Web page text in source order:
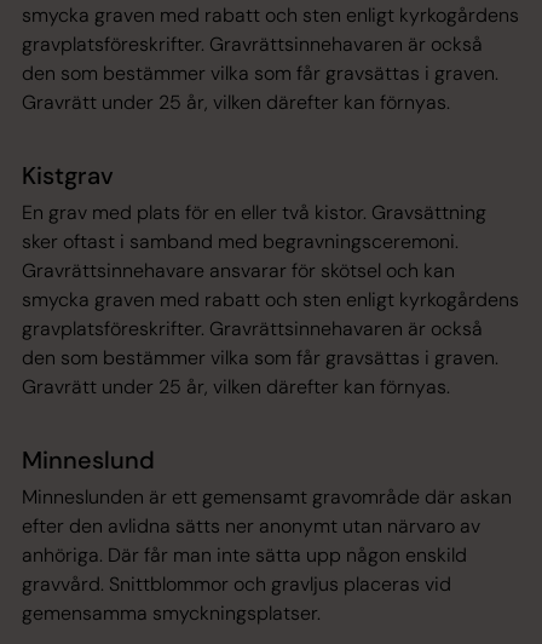
smycka graven med rabatt och sten enligt kyrkogårdens
gravplatsföreskrifter. Gravrättsinnehavaren är också
den som bestämmer vilka som får gravsättas i graven.
Gravrätt under 25 år, vilken därefter kan förnyas.
Kistgrav
En grav med plats för en eller två kistor. Gravsättning
sker oftast i samband med begravningsceremoni.
Gravrättsinnehavare ansvarar för skötsel och kan
smycka graven med rabatt och sten enligt kyrkogårdens
gravplatsföreskrifter. Gravrättsinnehavaren är också
den som bestämmer vilka som får gravsättas i graven.
Gravrätt under 25 år, vilken därefter kan förnyas.
Minneslund
Minneslunden är ett gemensamt gravområde där askan
efter den avlidna sätts ner anonymt utan närvaro av
anhöriga. Där får man inte sätta upp någon enskild
gravvård. Snittblommor och gravljus placeras vid
gemensamma smyckningsplatser.